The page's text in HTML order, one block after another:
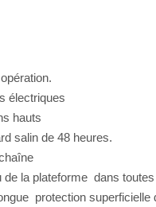
électriques
hauts
salin de 48 heures.
la plateforme dans
protection superficielle